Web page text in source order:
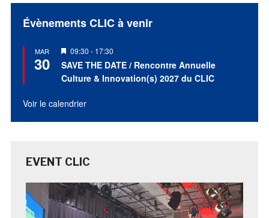
Évènements CLIC à venir
MAR
30
Mis
en
avant
09:30 - 17:30
SAVE THE DATE / Rencontre Annuelle
Culture & Innovation(s) 2027 du CLIC
Voir le calendrier
EVENT CLIC